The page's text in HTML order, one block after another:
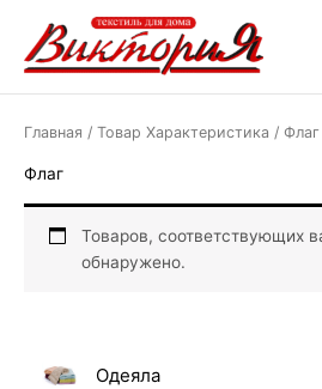
содержимому
Одеяла
Главная / Товар Характеристика / Флаг
Флаг
Товаров, соответствующих
обнаружено.